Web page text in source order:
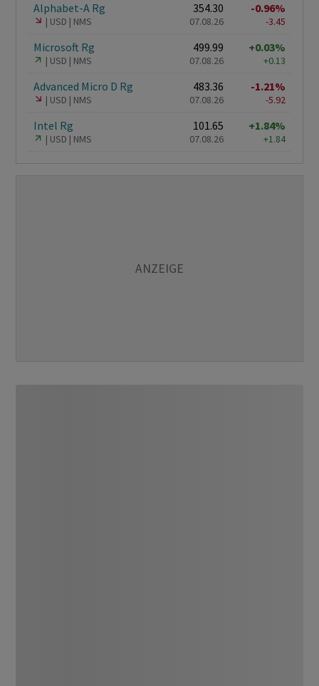
Alphabet-A Rg
USD NMS
354.30
07.08.26
-0.96%
-3.45
Microsoft Rg
USD NMS
499.99
07.08.26
+0.03%
+0.13
Advanced Micro D Rg
USD NMS
483.36
07.08.26
-1.21%
-5.92
Intel Rg
USD NMS
101.65
07.08.26
+1.84%
+1.84